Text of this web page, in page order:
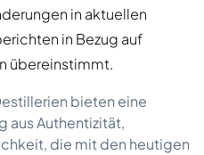
in aktuellen
in Bezug auf
übereinstimmt.
bieten eine
aus Authentizität,
die mit den heutigen